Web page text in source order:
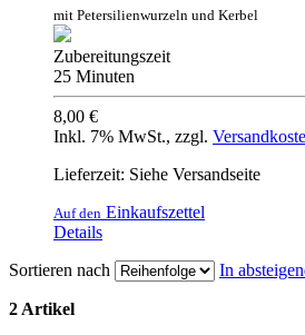
mit Petersilienwurzeln und Kerbel
Zubereitungszeit
25 Minuten
8,00 €
Inkl. 7% MwSt., zzgl.
Lieferzeit: Siehe Versandseite
Auf den Einkaufszettel
Details
Sortieren nach
In
2 Artikel